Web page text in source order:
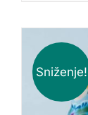
Sniženje!